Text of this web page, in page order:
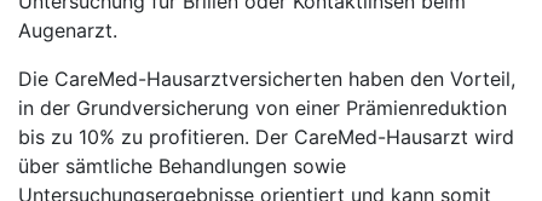
Augenarzt.
Die CareMed-Hausarztversicherten haben den Vorteil,
in der Grundversicherung von einer Prämienreduktion
bis zu 10% zu profitieren. Der CareMed-Hausarzt wird
über sämtliche Behandlungen sowie
Untersuchungsergebnisse orientiert und kann somit